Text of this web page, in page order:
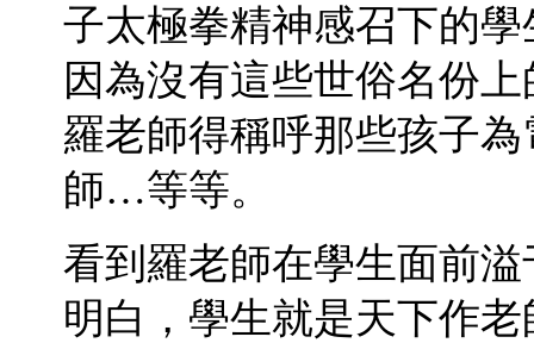
子太極拳精神感召下的
因為沒有這些世俗名份
羅老師得稱呼那些孩子
師…等等。
看到羅老師在學生面前
明白，學生就是天下作